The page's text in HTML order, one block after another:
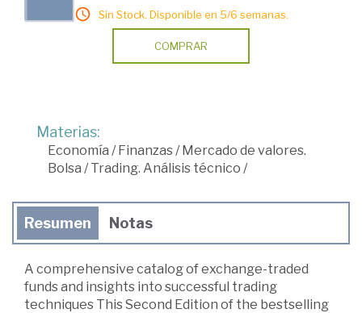
Sin Stock. Disponible en 5/6 semanas.
COMPRAR
Materias:
Economía /Finanzas /Mercado de valores.
Bolsa /Trading. Análisis técnico /
Resumen Notas
A comprehensive catalog of exchange-traded
funds and insights into successful trading
techniques This Second Edition of the bestselling